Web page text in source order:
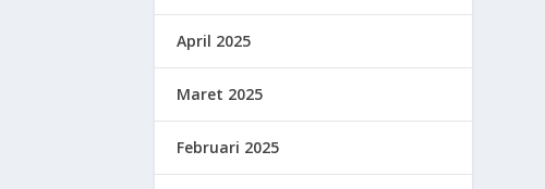
April 2025
Maret 2025
Februari 2025